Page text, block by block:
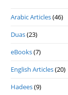
Arabic Articles(46)
Duas(23)
eBooks(7)
English Articles(20)
Hadees(9)